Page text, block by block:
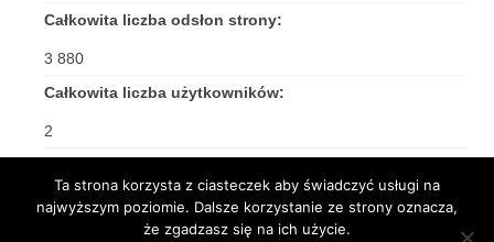
Całkowita liczba odsłon strony:
3 880
Całkowita liczba użytkowników:
2
Ta strona korzysta z ciasteczek aby świadczyć usługi na
najwyższym poziomie. Dalsze korzystanie ze strony oznacza,
że zgadzasz się na ich użycie.